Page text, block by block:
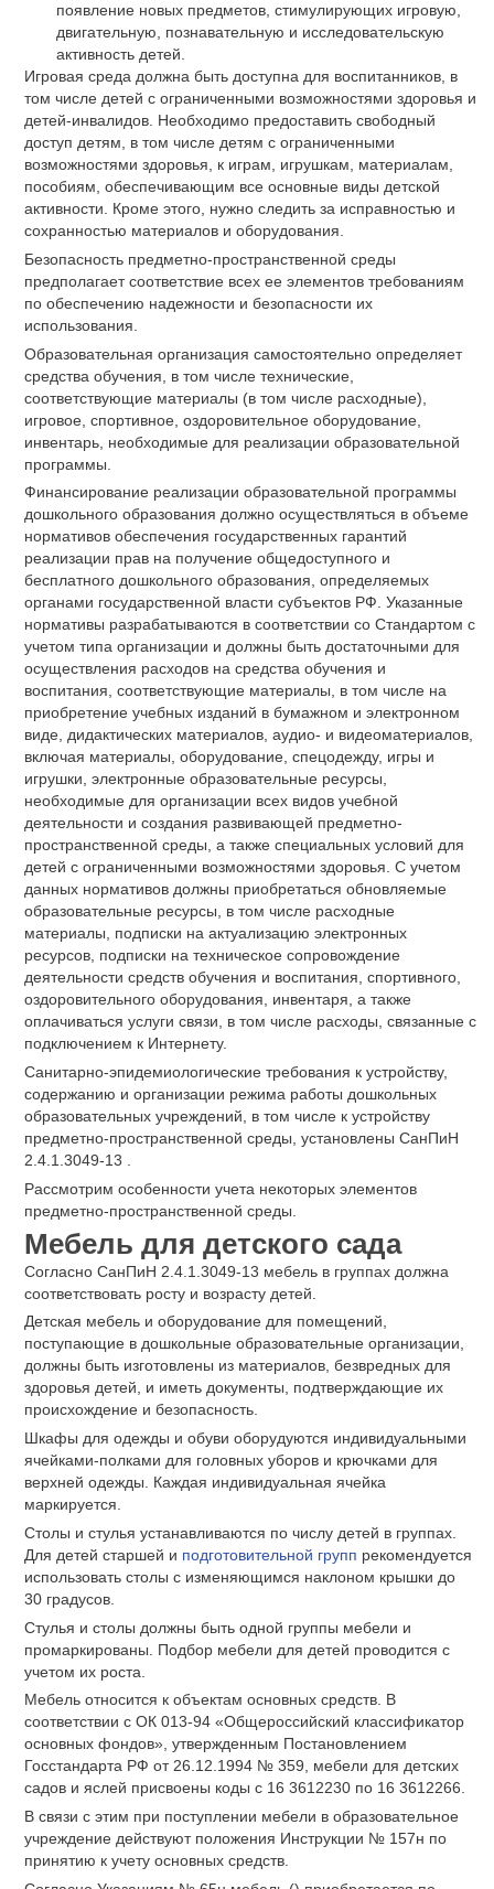
появление новых предметов, стимулирующих игровую,
двигательную, познавательную и исследовательскую
активность детей.
Игровая среда должна быть доступна для воспитанников, в
том числе детей с ограниченными возможностями здоровья и
детей-инвалидов. Необходимо предоставить свободный
доступ детям, в том числе детям с ограниченными
возможностями здоровья, к играм, игрушкам, материалам,
пособиям, обеспечивающим все основные виды детской
активности. Кроме этого, нужно следить за исправностью и
сохранностью материалов и оборудования.
Безопасность предметно-пространственной среды
предполагает соответствие всех ее элементов требованиям
по обеспечению надежности и безопасности их
использования.
Образовательная организация самостоятельно определяет
средства обучения, в том числе технические,
соответствующие материалы (в том числе расходные),
игровое, спортивное, оздоровительное оборудование,
инвентарь, необходимые для реализации образовательной
программы.
Финансирование реализации образовательной программы
дошкольного образования должно осуществляться в объеме
нормативов обеспечения государственных гарантий
реализации прав на получение общедоступного и
бесплатного дошкольного образования, определяемых
органами государственной власти субъектов РФ. Указанные
нормативы разрабатываются в соответствии со Стандартом с
учетом типа организации и должны быть достаточными для
осуществления расходов на средства обучения и
воспитания, соответствующие материалы, в том числе на
приобретение учебных изданий в бумажном и электронном
виде, дидактических материалов, аудио- и видеоматериалов,
включая материалы, оборудование, спецодежду, игры и
игрушки, электронные образовательные ресурсы,
необходимые для организации всех видов учебной
деятельности и создания развивающей предметно-
пространственной среды, а также специальных условий для
детей с ограниченными возможностями здоровья. С учетом
данных нормативов должны приобретаться обновляемые
образовательные ресурсы, в том числе расходные
материалы, подписки на актуализацию электронных
ресурсов, подписки на техническое сопровождение
деятельности средств обучения и воспитания, спортивного,
оздоровительного оборудования, инвентаря, а также
оплачиваться услуги связи, в том числе расходы, связанные с
подключением к Интернету.
Санитарно-эпидемиологические требования к устройству,
содержанию и организации режима работы дошкольных
образовательных учреждений, в том числе к устройству
предметно-пространственной среды, установлены СанПиН
2.4.1.3049-13 .
Рассмотрим особенности учета некоторых элементов
предметно-пространственной среды.
Мебель для детского сада
Согласно СанПиН 2.4.1.3049-13 мебель в группах должна
соответствовать росту и возрасту детей.
Детская мебель и оборудование для помещений,
поступающие в дошкольные образовательные организации,
должны быть изготовлены из материалов, безвредных для
здоровья детей, и иметь документы, подтверждающие их
происхождение и безопасность.
Шкафы для одежды и обуви оборудуются индивидуальными
ячейками-полками для головных уборов и крючками для
верхней одежды. Каждая индивидуальная ячейка
маркируется.
Столы и стулья устанавливаются по числу детей в группах.
Для детей старшей и подготовительной групп рекомендуется
использовать столы с изменяющимся наклоном крышки до
30 градусов.
Стулья и столы должны быть одной группы мебели и
промаркированы. Подбор мебели для детей проводится с
учетом их роста.
Мебель относится к объектам основных средств. В
соответствии с ОК 013-94 «Общероссийский классификатор
основных фондов», утвержденным Постановлением
Госстандарта РФ от 26.12.1994 № 359, мебели для детских
садов и яслей присвоены коды с 16 3612230 по 16 3612266.
В связи с этим при поступлении мебели в образовательное
учреждение действуют положения Инструкции № 157н по
принятию к учету основных средств.